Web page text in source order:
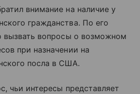
внимание на наличие у
гражданства. По его
вызвать вопросы о возможном
при назначении на
посла в США.
чьи интересы представляет